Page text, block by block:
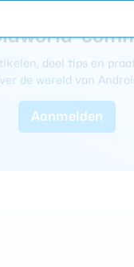
deel tips en
de wereld van
Aanmelden